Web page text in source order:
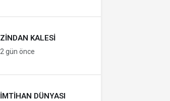
ZINDAN KALESI
2 gün önce
İMTIHAN DÜNYASI